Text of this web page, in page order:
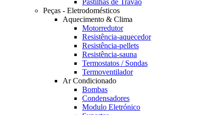
Pastilhas de Travão
Peças - Eletrodomésticos
Aquecimento & Clima
Motorredutor
Resistência-aquecedor
Resistência-pellets
Resistência-sauna
Termostatos / Sondas
Termoventilador
Ar Condicionado
Bombas
Condensadores
Modulo Eletrónico